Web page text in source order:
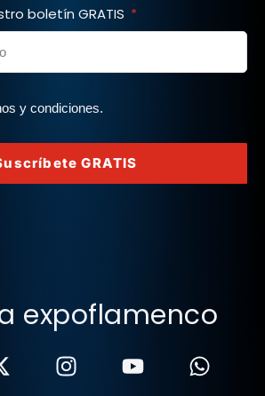
boletín GRATIS
y condiciones.
GRATIS
expoflamenco